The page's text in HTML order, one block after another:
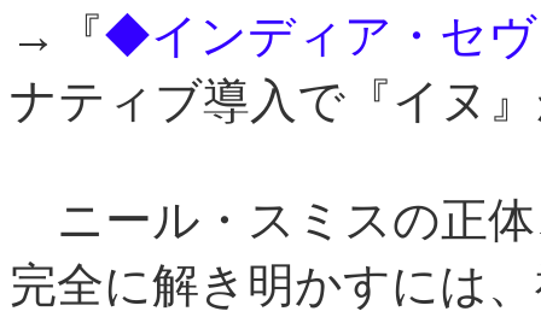
→『◆インディア・セ
ナティブ導入で『イヌ
ニール・スミスの正体
完全に解き明かすには